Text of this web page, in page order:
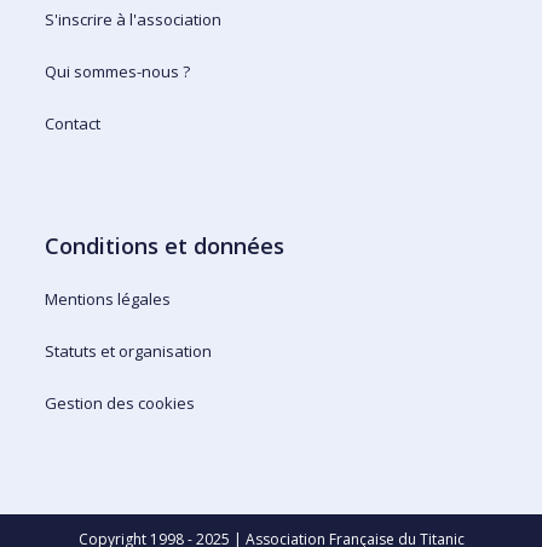
S'inscrire à l'association
Qui sommes-nous ?
Contact
Conditions et données
Mentions légales
Statuts et organisation
Gestion des cookies
Copyright 1998 - 2025 | Association Française du Titanic